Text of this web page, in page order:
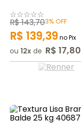
☆☆☆☆☆
R$143,703% OFF
R$ 139,39no Pix
ou 12 de R$ 17,80